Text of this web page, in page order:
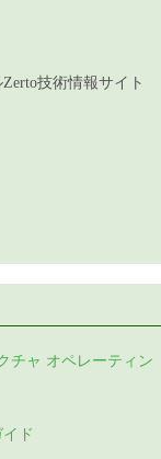
技術情報サイト
チャ オペレーティン
ド